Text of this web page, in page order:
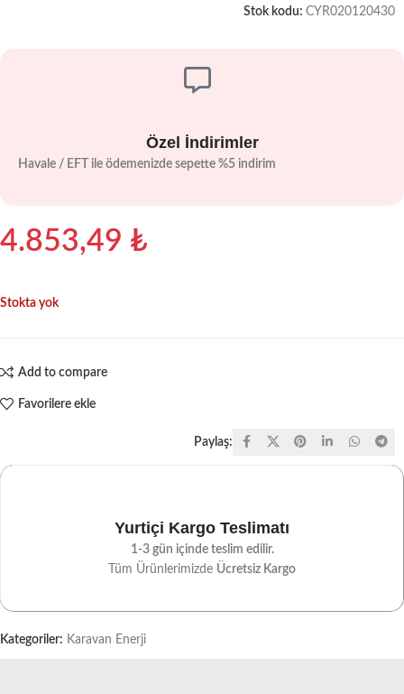
Stok kodu: CYR020120430
Özel İndirimler
Havale / EFT ile ödemenizde sepette %5 indirim
4.853,49 ₺
Stokta yok
Add to compare
Favorilere ekle
Paylaş:
Yurtiçi Kargo Teslimatı
1-3 gün içinde teslim edilir.
Tüm Ürünlerimizde Ücretsiz Kargo
Kategoriler: Karavan Enerji